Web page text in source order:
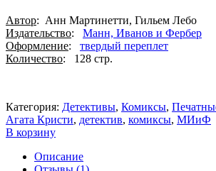
Автор: Анн Мартинетти, Гильем Лебо
Издательство: Манн, Иванов и Фербер
Оформление: твердый переплет
Количество: 128 стр.
Категория: Детективы, Комиксы,
Агата Кристи, детектив, комиксы, МИиФ
В корзину
Описание